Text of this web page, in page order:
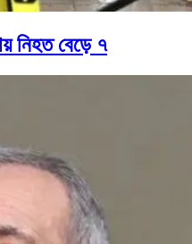
নিহত বেড়ে ৭